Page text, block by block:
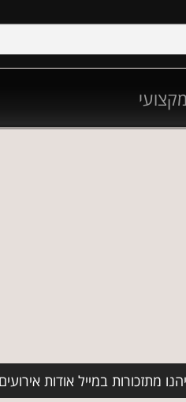
מקצועי
מתזכורות במייל אודות